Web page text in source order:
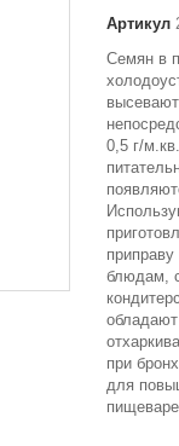
Артикул
Семян в
0,5 г/
блюдам,
при
для